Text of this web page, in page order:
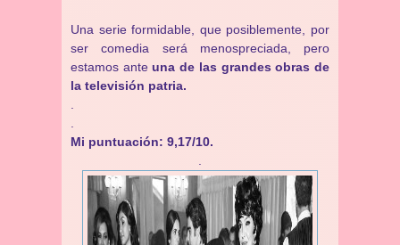
Una serie formidable, que posiblemente, por
ser comedia será menospreciada, pero
estamos anteuna de las grandes obras de
la televisión patria.
Mi puntuación: 9,17/10.